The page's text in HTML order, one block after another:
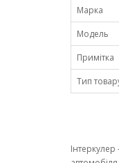
Марка
Модель
Примітка
Тип